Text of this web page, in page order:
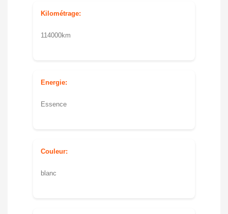
Kilométrage:
114000km
Energie:
Essence
Couleur:
blanc